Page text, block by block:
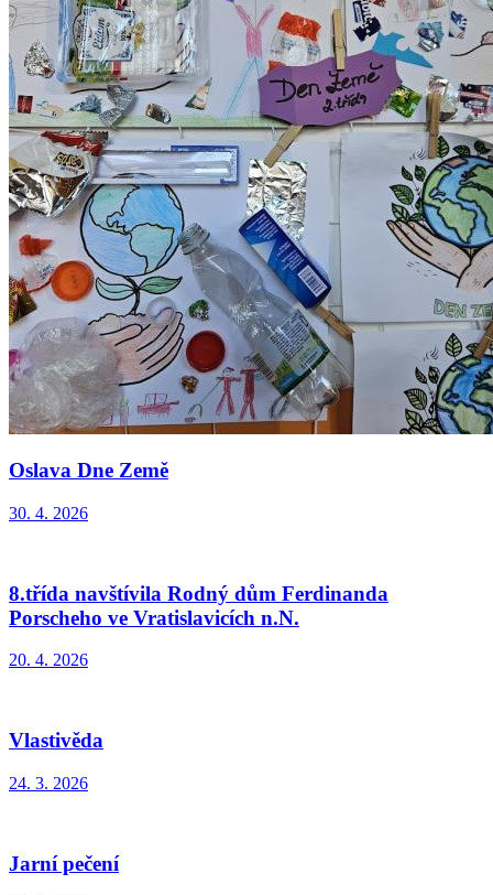
Oslava Dne Země
30. 4. 2026
8.třída navštívila Rodný dům Ferdinanda
Porscheho ve Vratislavicích n.N.
20. 4. 2026
Vlastivěda
24. 3. 2026
Jarní pečení